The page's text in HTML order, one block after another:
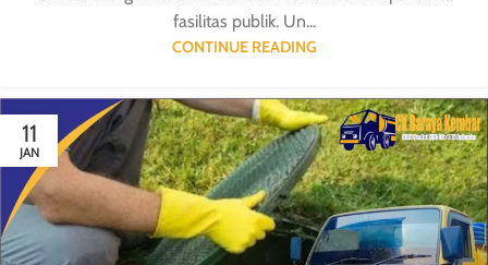
fasilitas publik. Un...
CONTINUE READING
11
JAN